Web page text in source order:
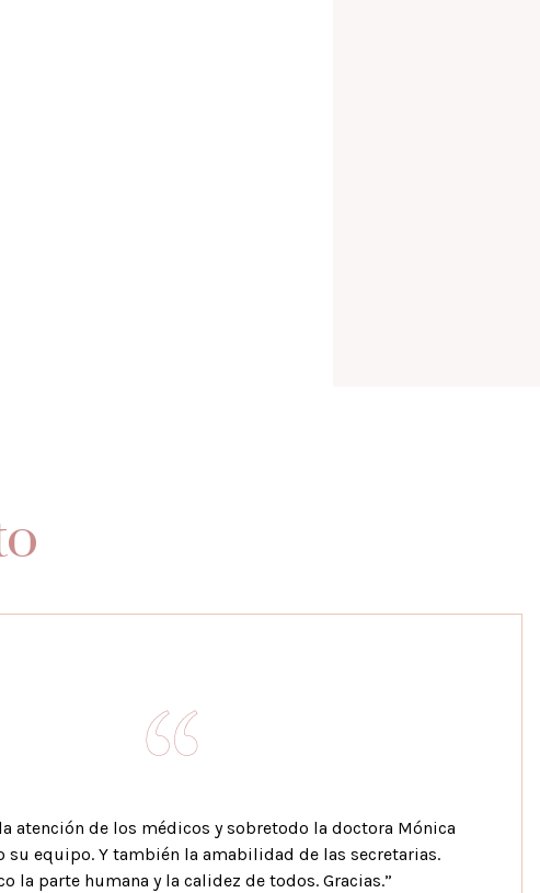
atención de los médicos y sobretodo la doctora Mónica
su equipo. Y también la amabilidad de las secretarias.
la parte humana y la calidez de todos. Gracias.”